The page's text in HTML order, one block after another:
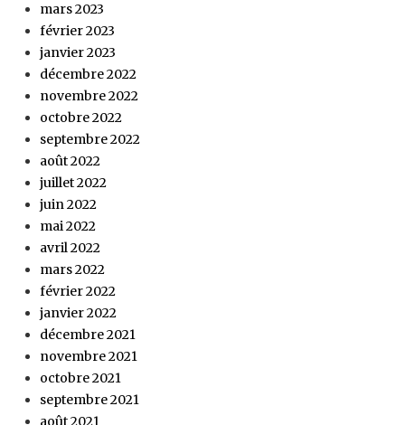
mars 2023
février 2023
janvier 2023
décembre 2022
novembre 2022
octobre 2022
septembre 2022
août 2022
juillet 2022
juin 2022
mai 2022
avril 2022
mars 2022
février 2022
janvier 2022
décembre 2021
novembre 2021
octobre 2021
septembre 2021
août 2021